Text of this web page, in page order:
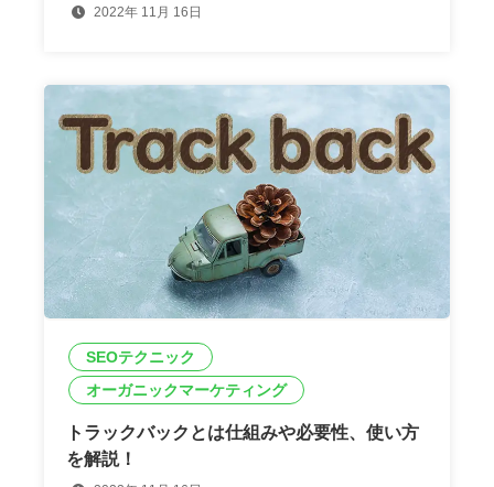
2022年 11月 16日
SEOテクニック
オーガニックマーケティング
トラックバックとは仕組みや必要性、使い方
を解説！